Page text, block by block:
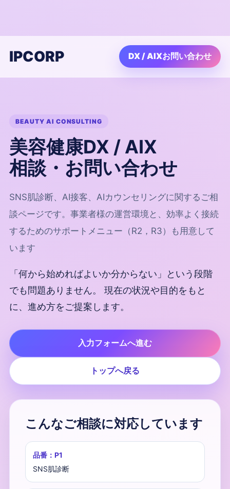
IPCORP DX / AIXお問い合わせ
BEAUTY AI CONSULTING
美容健康DX / AIX
相談・お問い合わせ
SNS肌診断、AI接客、AIカウンセリングに関するご相
談ページです。事業者様の運営環境と、効率よく接続
するためのサポートメニュー（R2，R3）も用意して
います
「何から始めればよいか分からない」という段階
でも問題ありません。 現在の状況や目的をもと
に、進め方をご提案します。
入力フォームへ進む
トップへ戻る
こんなご相談に対応しています
品番：P1
SNS肌診断